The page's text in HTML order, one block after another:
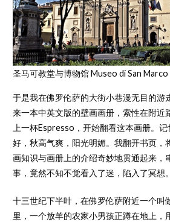
圣马可教堂与博物馆 Museo di San Marco
于是我在佛罗伦萨的大街小巷漫无目的游
来一本中英文版的壁画画册，索性在附近
上一杯Espresso，开始翻看这本画册。
好，秋高气爽，阳光明媚。我翻开书页，
画知识与画册上的介绍奇妙地贯通起来，
事，竟然不知不觉看入了迷，陷入了冥想。
十三世纪下半叶，在佛罗伦萨附近一个叫
里，一个放羊的农家小男孩正蹲在地上，